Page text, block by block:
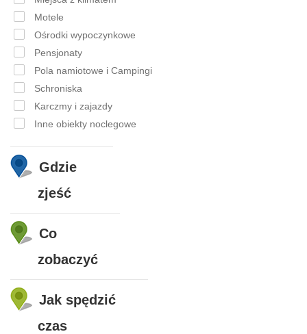
Motele
Ośrodki wypoczynkowe
Pensjonaty
Pola namiotowe i Campingi
Schroniska
Karczmy i zajazdy
Inne obiekty noclegowe
Gdzie
zjeść
Co
zobaczyć
Jak spędzić
czas